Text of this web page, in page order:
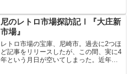
陸となってしまった鳥取県。やって来た
のは第二の都市、米子（よ...
尼のレトロ市場探訪記Ⅰ『大庄新
市場』
レトロ市場の宝庫、尼崎市。過去に2つほ
ど記事をリリースしたが、この間、実に4
年という月日が空いてしまった。近年、